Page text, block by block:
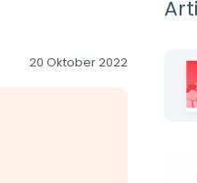
20 Oktober 2022